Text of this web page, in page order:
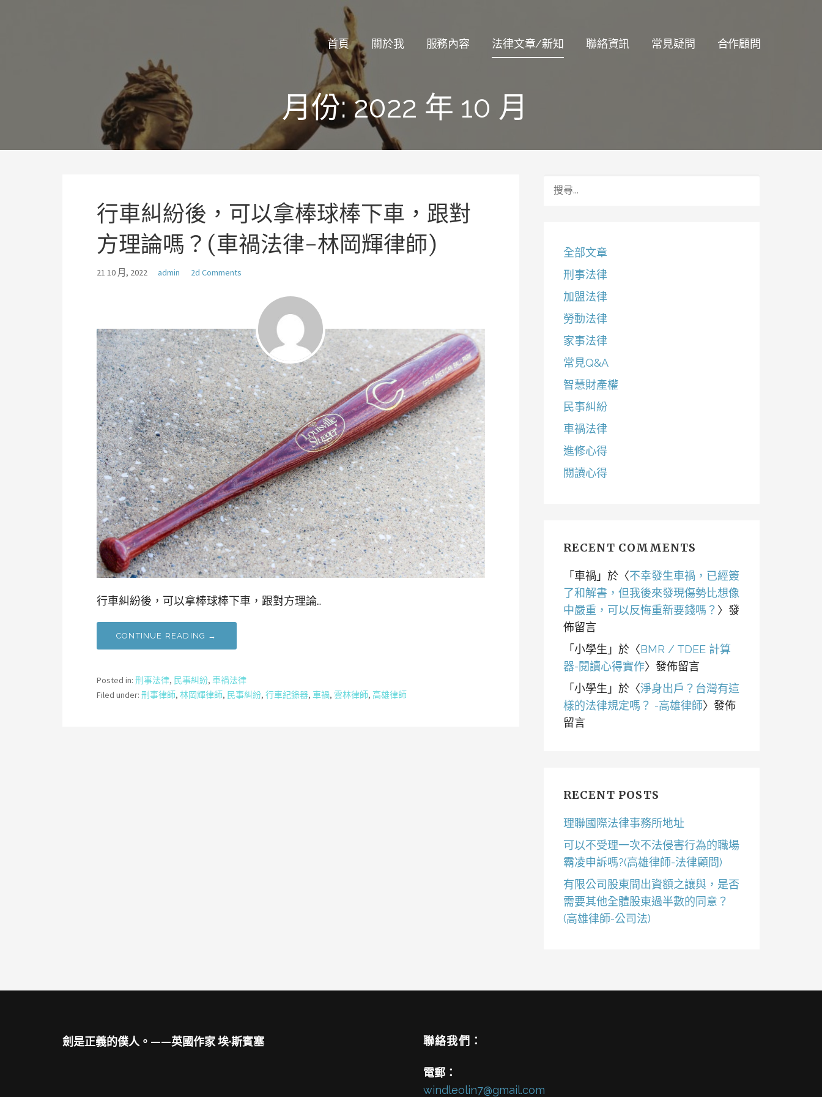
首頁 關於我 服務內容 法律文章/新知 聯絡資訊 常見疑問 合作顧問
月份:2022 年 10 月
行車糾紛後，可以拿棒球棒下車，跟對
方理論嗎？(車禍法律-林岡輝律師)
21 10 月, 2022 admin 2d Comments
行車糾紛後，可以拿棒球棒下車，跟對方理論…
CONTINUE READING →
Posted in: 刑事法律, 民事糾紛, 車禍法律
Filed under: 刑事律師, 林岡輝律師, 民事糾紛, 行車紀錄器, 車禍, 雲林律師, 高雄律師
全部文章
刑事法律
加盟法律
勞動法律
家事法律
常見Q&A
智慧財產權
民事糾紛
車禍法律
進修心得
閱讀心得
RECENT COMMENTS
「 車禍 」於〈不幸發生車禍，已經簽
了和解書，但我後來發現傷勢比想像
中嚴重，可以反悔重新要錢嗎？ 〉發
佈留言
「 小學生 」於〈BMR / TDEE 計算
器-閱讀心得實作〉發佈留言
「 小學生 」於〈淨身出戶？台灣有這
樣的法律規定嗎？ -高雄律師〉發佈
留言
RECENT POSTS
理聯國際法律事務所地址
可以不受理一次不法侵害行為的職場
霸凌申訴嗎?(高雄律師-法律顧問)
有限公司股東間出資額之讓與，是否
需要其他全體股東過半數的同意？
(高雄律師-公司法)
劍是正義的僕人。——英國作家 埃·斯賓塞 聯絡我們：
電郵：
windleolin7@gmail.com